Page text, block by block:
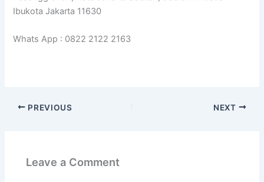
Ibukota Jakarta 11630
Whats App : 0822 2122 2163
PREVIOUS NEXT
Leave a Comment